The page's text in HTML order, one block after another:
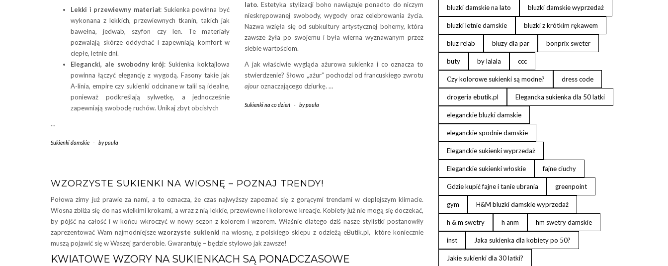
Lekki i przewiewny materiał: Sukienka powinna być
wykonana z lekkich, przewiewnych tkanin, takich jak
bawełna, jedwab, szyfon czy len. Te materiały
pozwalają skórze oddychać i zapewniają komfort w
ciepłe, letnie dni.
Elegancki, ale swobodny krój: Sukienka koktajlowa
powinna łączyć elegancję z wygodą. Fasony takie jak
A-linia, empire czy sukienki odcinane w talii są idealne,
ponieważ podkreślają sylwetkę, a jednocześnie
zapewniają swobodę ruchów. Unikaj zbyt obcisłych
…
Sukienki damskie - bypaula
lato. Estetyka stylizacji boho nawiązuje ponadto do niczym
nieskrępowanej swobody, wygody oraz celebrowania życia.
Nazwa wzięła się od subkultury artystycznej bohemy, która
zawsze żyła po swojemu i była wierna wyznawanym przez
siebie wartościom.
A jak właściwie wygląda ażurowa sukienka i co oznacza to
stwierdzenie? Słowo „ażur” pochodzi od francuskiego zwrotu
ajouroznaczającego dziurkę. …
Sukienki na co dzień - bypaula
WZORZYSTE SUKIENKI NA WIOSNĘ – POZNAJ TRENDY!
Połowa zimy już prawie za nami, a to oznacza, że czas najwyższy zapoznać się z gorącymi trendami w cieplejszym klimacie.
Wiosna zbliża się do nas wielkimi krokami, a wraz z nią lekkie, przewiewne i kolorowe kreacje. Kobiety już nie mogą się doczekać,
by pójść na całość i w końcu wkroczyć w nowy sezon z kolorem i wzorem. Właśnie dlatego dziś nasze stylistki postanowiły
zaprezentować Wam najmodniejszewzorzyste sukienki na wiosnę, z polskiego sklepu z odzieżą eButik.pl, które koniecznie
muszą pojawić się w Waszej garderobie. Gwarantuję – będzie stylowo jak zawsze!
KWIATOWE WZORY NA SUKIENKACH SĄ PONADCZASOWE
bluzki damskie na lato bluzki damskie wyprzedaż
bluzki letnie damskie bluzki z krótkim rękawem
bluz relab bluzy dla par bonprix sweter
buty by lalala ccc
Czy kolorowe sukienki są modne? dress code
drogeria ebutik.pl Elegancka sukienka dla 50 latki
eleganckie bluzki damskie
eleganckie spodnie damskie
Eleganckie sukienki wyprzedaż
Eleganckie sukienki włoskie fajne ciuchy
Gdzie kupić fajne i tanie ubrania greenpoint
gym H&M bluzki damskie wyprzedaż
h & m swetry h anm hm swetry damskie
inst Jaka sukienka dla kobiety po 50?
Jakie sukienki dla 30 latki?